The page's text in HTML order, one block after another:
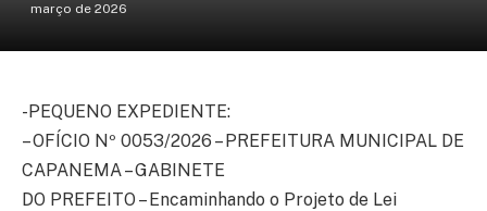
março de 2026
-PEQUENO EXPEDIENTE:
– OFÍCIO Nº 0053/2026 – PREFEITURA MUNICIPAL DE
CAPANEMA – GABINETE
DO PREFEITO – Encaminhando o Projeto de Lei